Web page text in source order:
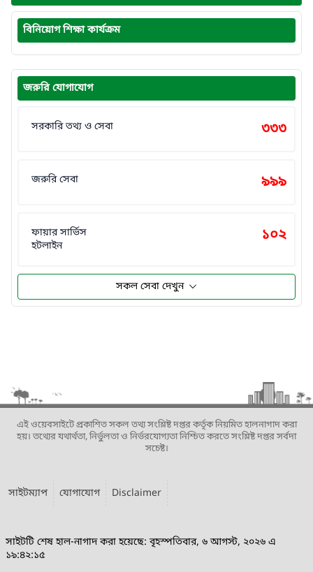
বিনিয়োগ শিক্ষা কার্যক্রম
জরুরি যোগাযোগ
সরকারি তথ্য ও সেবা ৩৩৩
জরুরি সেবা ৯৯৯
ফায়ার সার্ভিস
হটলাইন
১০২
সকল সেবা দেখুন
এই ওয়েবসাইটে প্রকাশিত সকল তথ্য সংশ্লিষ্ট দপ্তর কর্তৃক নিয়মিত হালনাগাদ করা
হয়। তথ্যের যথার্থতা, নির্ভুলতা ও নির্ভরযোগ্যতা নিশ্চিত করতে সংশ্লিষ্ট দপ্তর সর্বদা
সচেষ্ট।
সাইটম্যাপ যোগাযোগ Disclaimer
সাইটটি শেষ হাল-নাগাদ করা হয়েছে: বৃহস্পতিবার, ৬ আগস্ট, ২০২৬ এ
১৯:৪২:১৫